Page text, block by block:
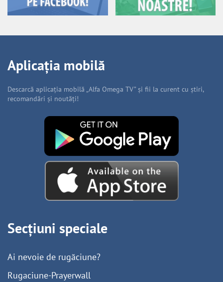
Aplicația mobilă
Descarcă aplicația mobilă „Alfa Omega TV” și fii la curent cu știri,
recomandări și noutăți!
Secțiuni speciale
Ai nevoie de rugăciune?
Rugaciune-Prayerwall